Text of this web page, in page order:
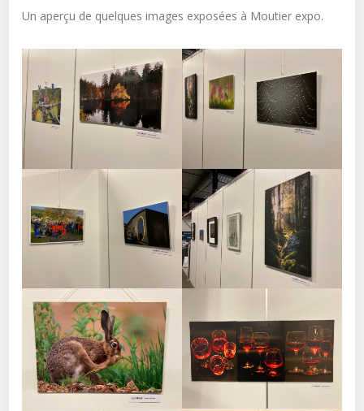
Un aperçu de quelques images exposées à Moutier expo.